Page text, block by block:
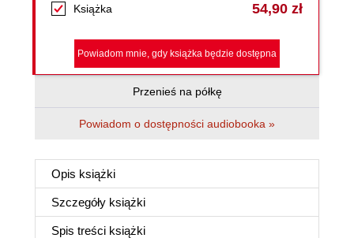
Książka 54,90 zł
Powiadom mnie, gdy książka będzie dostępna
Przenieś na półkę
Powiadom o dostępności audiobooka »
Opis książki
Szczegóły książki
Spis treści książki